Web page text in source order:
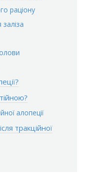
раціону
алопеції
тракційної